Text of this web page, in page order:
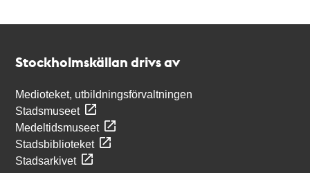
Stockholmskällan drivs av
Medioteket, utbildningsförvaltningen
Stadsmuseet
Medeltidsmuseet
Stadsbiblioteket
Stadsarkivet